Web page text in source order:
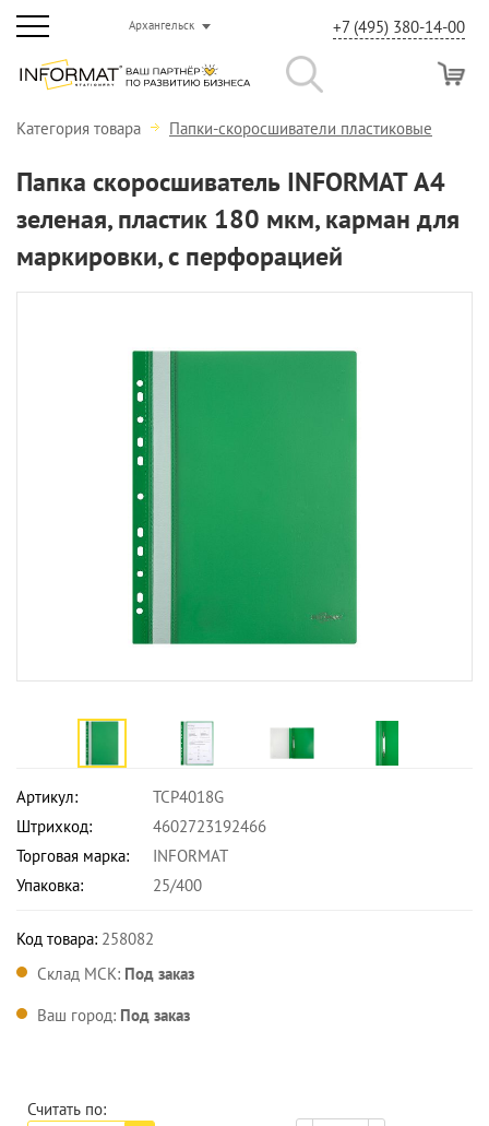
Архангельск +7 (495) 380-14-00
Категория товара Папки-скоросшиватели пластиковые
Папка скоросшиватель INFORMAT А4
зеленая, пластик 180 мкм, карман для
маркировки, с перфорацией
Артикул:
TCP4018G
Штрихкод:
4602723192466
Торговая марка:
INFORMAT
Упаковка:
25/400
Код товара: 258082
Склад МСК: Под заказ
Ваш город: Под заказ
Считать по: